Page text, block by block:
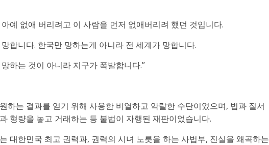
예 없애 버리려고 이 사람을 먼저 없애버리려 했던 것입니다.
합니다. 한국만 망하는게 아니라 전 세계가 망합니다.
하는 것이 아니라 지구가 폭발합니다.”
하는 결과를 얻기 위해 사용한 비열하고 악랄한 수단이었으며, 법과 질서
형량을 놓고 거래하는 등 불법이 자행된 재판이었습니다.
대한민국 최고 권력과, 권력의 시녀 노릇을 하는 사법부, 진실을 왜곡하는